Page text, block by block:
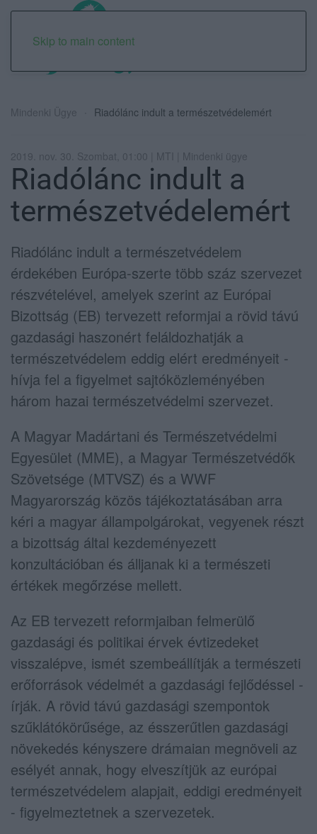
Skip to main content
Mindenki Ügye Riadólánc indult a természetvédelemért
2019. nov. 30. Szombat, 01:00 | MTI | Mindenki ügye
Riadólánc indult a
természetvédelemért
Riadólánc indult a természetvédelem
érdekében Európa-szerte több száz szervezet
részvételével, amelyek szerint az Európai
Bizottság (EB) tervezett reformjai a rövid távú
gazdasági haszonért feláldozhatják a
természetvédelem eddig elért eredményeit -
hívja fel a figyelmet sajtóközleményében
három hazai természetvédelmi szervezet.
A Magyar Madártani és Természetvédelmi
Egyesület (MME), a Magyar Természetvédők
Szövetsége (MTVSZ) és a WWF
Magyarország közös tájékoztatásában arra
kéri a magyar állampolgárokat, vegyenek részt
a bizottság által kezdeményezett
konzultációban és álljanak ki a természeti
értékek megőrzése mellett.
Az EB tervezett reformjaiban felmerülő
gazdasági és politikai érvek évtizedeket
visszalépve, ismét szembeállítják a természeti
erőforrások védelmét a gazdasági fejlődéssel -
írják. A rövid távú gazdasági szempontok
szűklátókörűsége, az ésszerűtlen gazdasági
növekedés kényszere drámaian megnöveli az
esélyét annak, hogy elveszítjük az európai
természetvédelem alapjait, eddigi eredményeit
- figyelmeztetnek a szervezetek.